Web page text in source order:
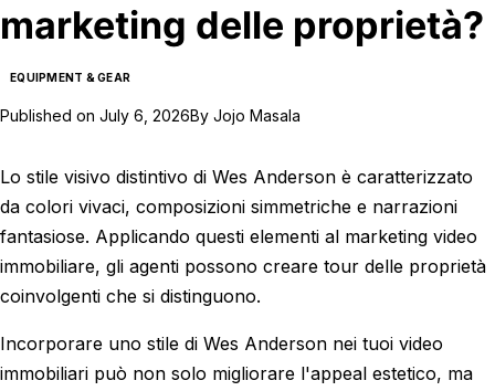
marketing delle proprietà?
EQUIPMENT & GEAR
Published on July 6, 2026By Jojo Masala
Lo stile visivo distintivo di Wes Anderson è caratterizzato
da colori vivaci, composizioni simmetriche e narrazioni
fantasiose. Applicando questi elementi al marketing video
immobiliare, gli agenti possono creare tour delle proprietà
coinvolgenti che si distinguono.
Incorporare uno stile di Wes Anderson nei tuoi video
immobiliari può non solo migliorare l'appeal estetico, ma